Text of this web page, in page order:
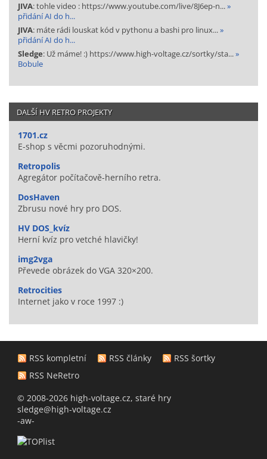
JIVA: tohle video : https://www.youtube.com/live/8J6ep-n...»
přidání AI do h...
JIVA: máte rádi louskat kód v pythonu a bashi pro linux...»
přidání AI do h...
Sledge: Už máme! :) https://www.high-voltage.cz/sortky/sta...»
Bobule
DALŠÍ HV RETRO PROJEKTY
1701.cz
E-shop s věcmi pozoruhodnými.
Retropolis
Agregátor počítačově-herního retra.
DosHaven
Zbrusu nové hry pro DOS.
HV DOS_kvíz
Herní kvíz pro vetché hlavičky!
img2vga
Převede obrázek do VGA 320×200.
Retrocities
Internet jako v roce 1997 :)
RSS kompletní RSS články
RSS šortky
RSS NeRetro
© 2008-2026 high-voltage.cz, staré hry
sledge@high-voltage.cz
-aw-